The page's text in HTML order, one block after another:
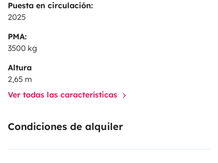
Puesta en circulación:
2025
PMA:
3500 kg
Altura
2,65 m
Ver todas las características
Condiciones de alquiler